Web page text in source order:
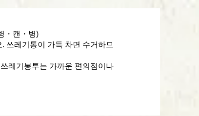
・캔・병)
쓰레기통이 가득 차면 수거하므
레기봉투는 가까운 편의점이나